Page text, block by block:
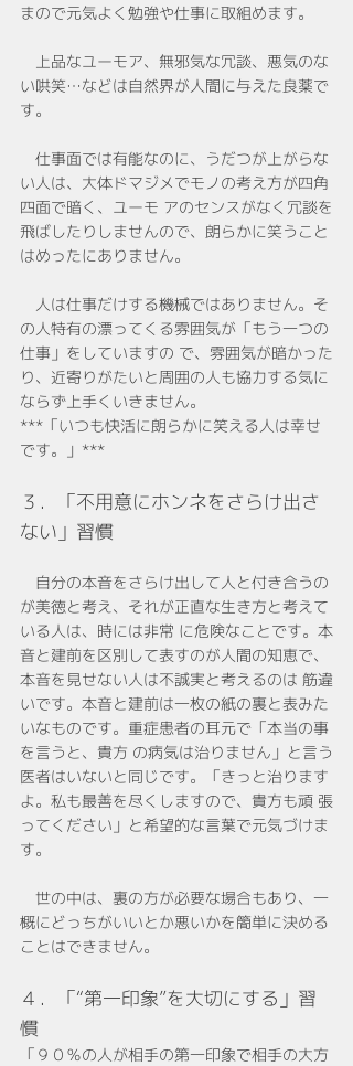
まので元気よく勉強や仕事に取組めます。
上品なユーモア、無邪気な冗談、悪気のな
い哄笑…などは自然界が人間に与えた良薬で
す。
仕事面では有能なのに、うだつが上がらな
い人は、大体ドマジメでモノの考え方が四角
四面で暗く、ユーモ アのセンスがなく冗談を
飛ばしたりしませんので、朗らかに笑うこと
はめったにありません。
人は仕事だけする機械ではありません。そ
の人特有の漂ってくる雰囲気が「もう一つの
仕事」をしていますの で、雰囲気が暗かった
り、近寄りがたいと周囲の人も協力する気に
ならず上手くいきません。
***「いつも快活に朗らかに笑える人は幸せ
です。」***
３．「不用意にホンネをさらけ出さ
ない」習慣
自分の本音をさらけ出して人と付き合うの
が美徳と考え、それが正直な生き方と考えて
いる人は、時には非常 に危険なことです。本
音と建前を区別して表すのが人間の知恵で、
本音を見せない人は不誠実と考えるのは 筋違
いです。本音と建前は一枚の紙の裏と表みた
いなものです。重症患者の耳元で「本当の事
を言うと、貴方 の病気は治りません」と言う
医者はいないと同じです。「きっと治ります
よ。私も最善を尽くしますので、貴方も頑 張
ってください」と希望的な言葉で元気づけま
す。
世の中は、裏の方が必要な場合もあり、一
概にどっちがいいとか悪いかを簡単に決める
ことはできません。
４．「“第一印象”を大切にする」習
慣
「９０％の人が相手の第一印象で相手の大方